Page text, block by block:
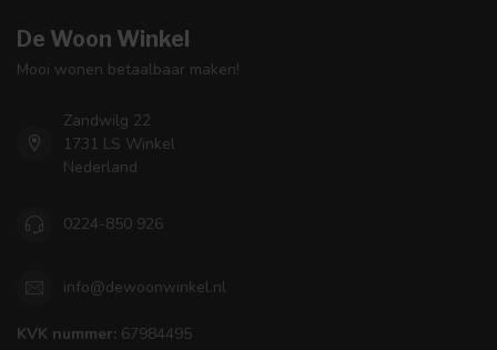
De Woon Winkel
Mooi wonen betaalbaar maken!
Zandwilg 22
1731 LS Winkel
Nederland
0224-850 926
info@dewoonwinkel.nl
KVK nummer: 67984495